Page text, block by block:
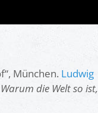
München. Ludwig
die Welt so ist,